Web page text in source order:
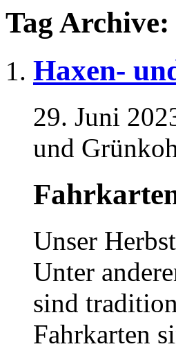
Tag Archive:
Haxen-
29. Juni
und
Unser
Unter
sind
Fahrkarten